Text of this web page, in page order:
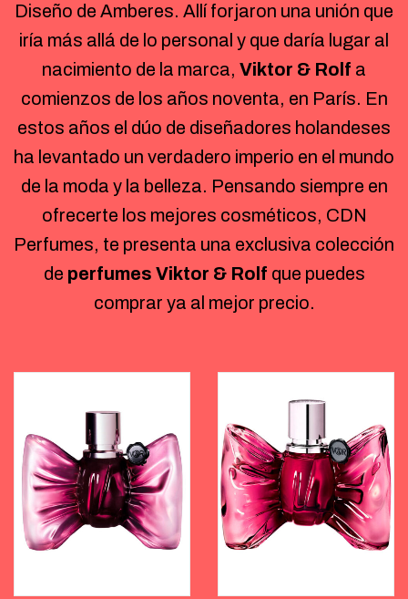
Diseño de Amberes. Allí forjaron una unión que
iría más allá de lo personal y que daría lugar al
nacimiento de la marca, Viktor & Rolf a
comienzos de los años noventa, en París. En
estos años el dúo de diseñadores holandeses
ha levantado un verdadero imperio en el mundo
de la moda y la belleza. Pensando siempre en
ofrecerte los mejores cosméticos, CDN
Perfumes, te presenta una exclusiva colección
de perfumes Viktor & Rolf que puedes
comprar ya al mejor precio.